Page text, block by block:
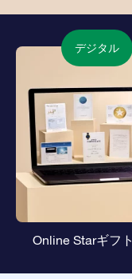
デジタル
Online Starギフト